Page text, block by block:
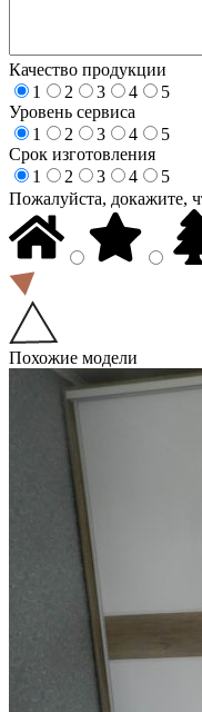
Качество продукции
1
2 3 4
5
Уровень сервиса
1
2 3 4
5
Срок изготовления
1
2 3 4
5
Пожалуйста, докажите,
Похожие модели